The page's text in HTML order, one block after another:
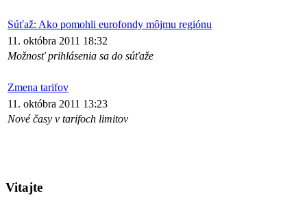
Súťaž: Ako pomohli eurofondy môjmu regiónu
11. októbra 2011 18:32
Možnosť prihlásenia sa do súťaže
Zmena tarifov
11. októbra 2011 13:23
Nové časy v tarifoch limitov
Vitajte